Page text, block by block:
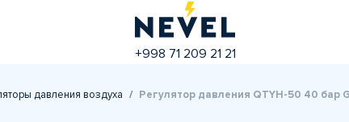
+998 71 209 21 21
давления воздуха Регулятор давления QTYH-50 40 бар